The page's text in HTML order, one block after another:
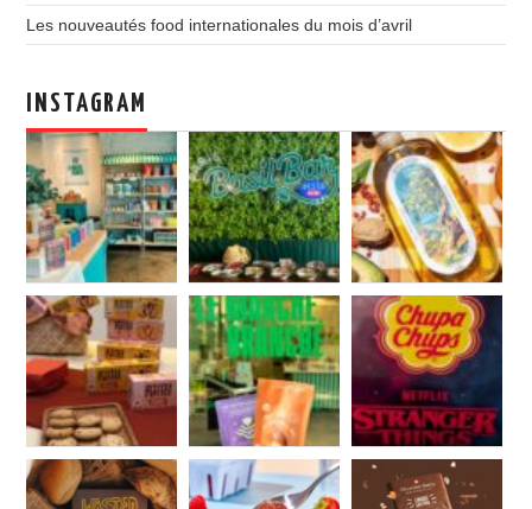
Les nouveautés food internationales du mois d’avril
INSTAGRAM